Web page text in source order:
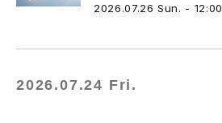
2026.07.26 Sun. - 12:00
2026.07.24 Fri.